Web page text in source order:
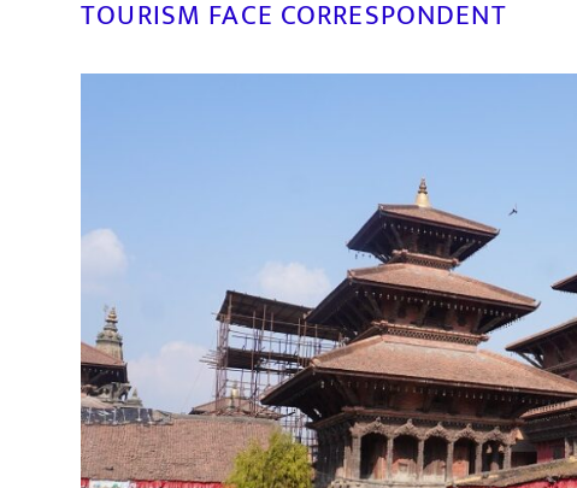
TOURISM FACE CORRESPONDENT